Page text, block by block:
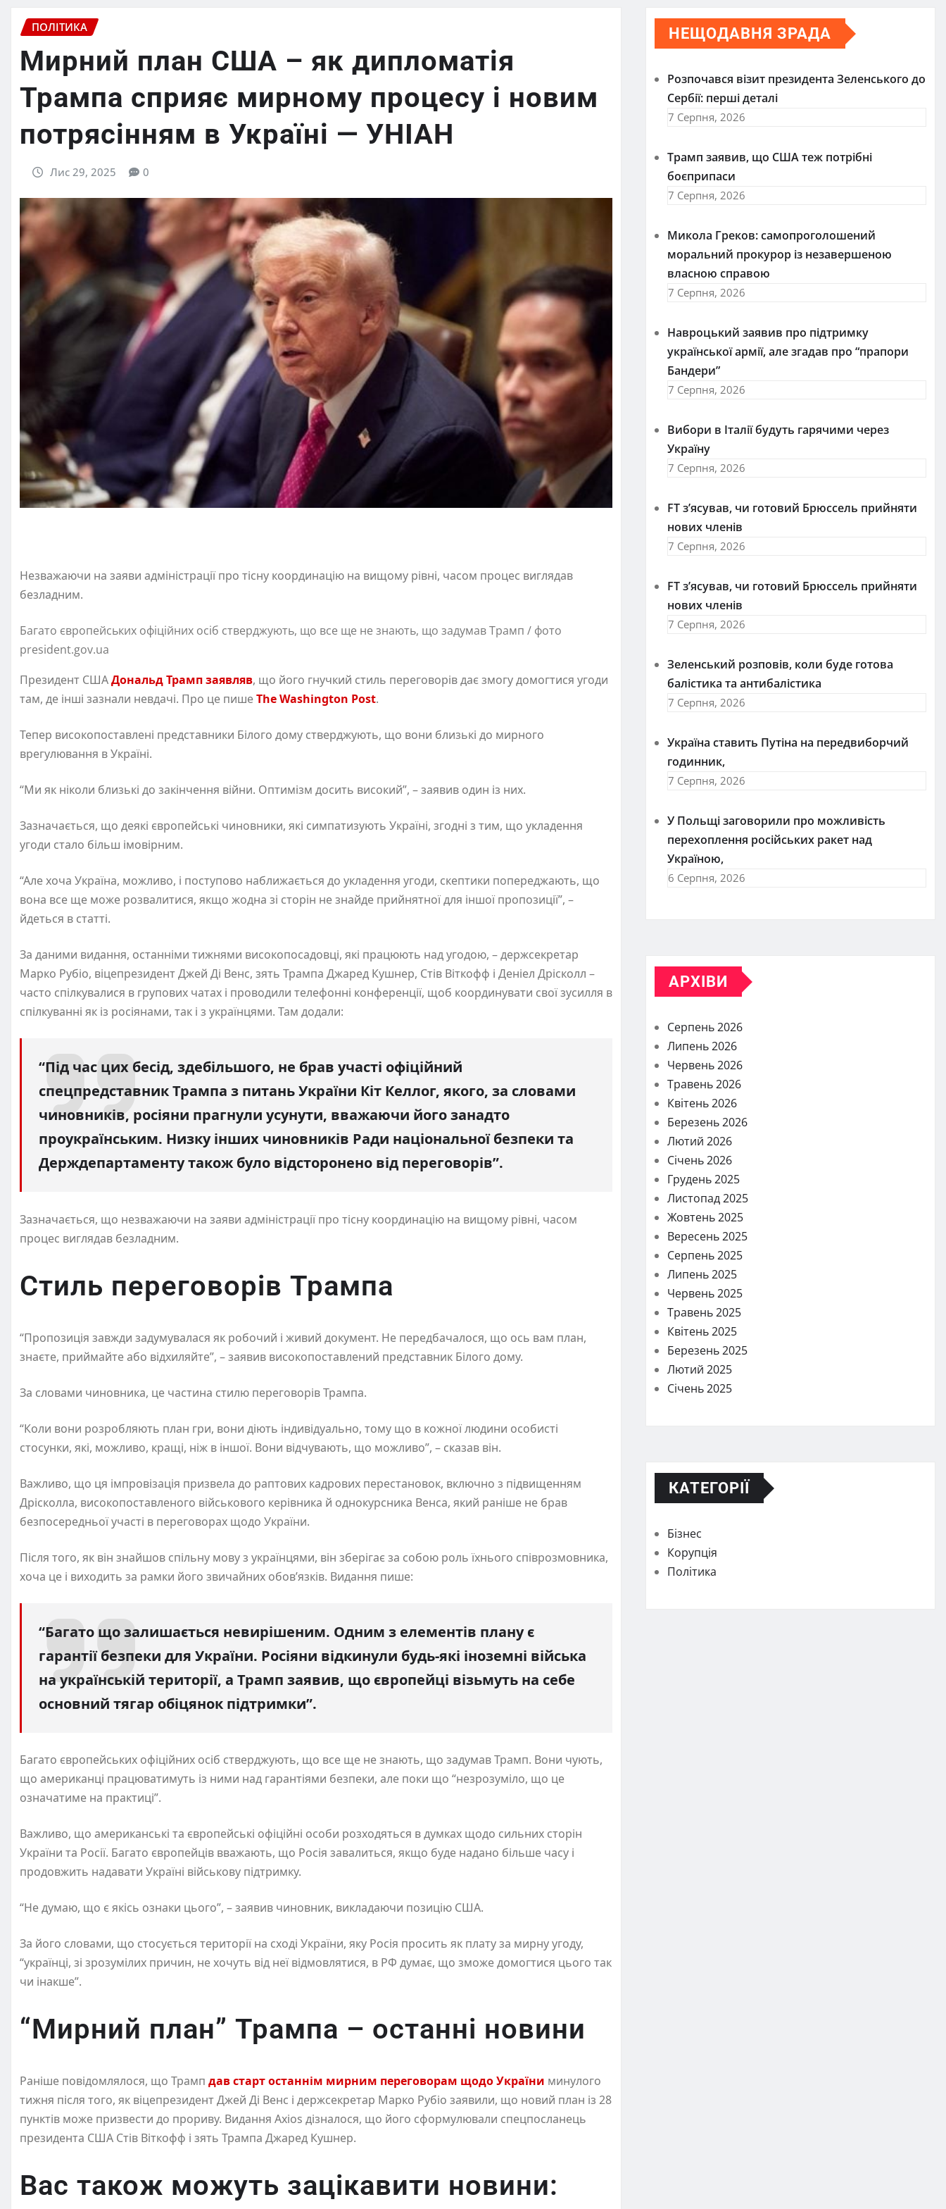
ПОЛІТИКА
Мирний план США – як дипломатія
Трампа сприяє мирному процесу і новим
потрясінням в Україні — УНІАН
Лис 29, 2025 0
Незважаючи на заяви адміністрації про тісну координацію на вищому рівні, часом процес виглядав
безладним.
Багато європейських офіційних осіб стверджують, що все ще не знають, що задумав Трамп / фото
president.gov.ua
Президент СШАДональд Трамп заявляв, що його гнучкий стиль переговорів дає змогу домогтися угоди
там, де інші зазнали невдачі. Про це пишеThe Washington Post.
Тепер високопоставлені представники Білого дому стверджують, що вони близькі до мирного
врегулювання в Україні.
“Ми як ніколи близькі до закінчення війни. Оптимізм досить високий”, – заявив один із них.
Зазначається, що деякі європейські чиновники, які симпатизують Україні, згодні з тим, що укладення
угоди стало більш імовірним.
“Але хоча Україна, можливо, і поступово наближається до укладення угоди, скептики попереджають, що
вона все ще може розвалитися, якщо жодна зі сторін не знайде прийнятної для іншої пропозиції”, –
йдеться в статті.
За даними видання, останніми тижнями високопосадовці, які працюють над угодою, – держсекретар
Марко Рубіо, віцепрезидент Джей Ді Венс, зять Трампа Джаред Кушнер, Стів Віткофф і Деніел Дрісколл –
часто спілкувалися в групових чатах і проводили телефонні конференції, щоб координувати свої зусилля в
спілкуванні як із росіянами, так і з українцями. Там додали:
“Під час цих бесід, здебільшого, не брав участі офіційний
спецпредставник Трампа з питань України Кіт Келлог, якого, за словами
чиновників, росіяни прагнули усунути, вважаючи його занадто
проукраїнським. Низку інших чиновників Ради національної безпеки та
Держдепартаменту також було відсторонено від переговорів”.
Зазначається, що незважаючи на заяви адміністрації про тісну координацію на вищому рівні, часом
процес виглядав безладним.
Стиль переговорів Трампа
“Пропозиція завжди задумувалася як робочий і живий документ. Не передбачалося, що ось вам план,
знаєте, приймайте або відхиляйте”, – заявив високопоставлений представник Білого дому.
За словами чиновника, це частина стилю переговорів Трампа.
“Коли вони розробляють план гри, вони діють індивідуально, тому що в кожної людини особисті
стосунки, які, можливо, кращі, ніж в іншої. Вони відчувають, що можливо”, – сказав він.
Важливо, що ця імпровізація призвела до раптових кадрових перестановок, включно з підвищенням
Дрісколла, високопоставленого військового керівника й однокурсника Венса, який раніше не брав
безпосередньої участі в переговорах щодо України.
Після того, як він знайшов спільну мову з українцями, він зберігає за собою роль їхнього співрозмовника,
хоча це і виходить за рамки його звичайних обов’язків. Видання пише:
“Багато що залишається невирішеним. Одним з елементів плану є
гарантії безпеки для України. Росіяни відкинули будь-які іноземні війська
на українській території, а Трамп заявив, що європейці візьмуть на себе
основний тягар обіцянок підтримки”.
Багато європейських офіційних осіб стверджують, що все ще не знають, що задумав Трамп. Вони чують,
що американці працюватимуть із ними над гарантіями безпеки, але поки що “незрозуміло, що це
означатиме на практиці”.
Важливо, що американські та європейські офіційні особи розходяться в думках щодо сильних сторін
України та Росії. Багато європейців вважають, що Росія завалиться, якщо буде надано більше часу і
продовжить надавати Україні військову підтримку.
“Не думаю, що є якісь ознаки цього”, – заявив чиновник, викладаючи позицію США.
За його словами, що стосується території на сході України, яку Росія просить як плату за мирну угоду,
“українці, зі зрозумілих причин, не хочуть від неї відмовлятися, в РФ думає, що зможе домогтися цього так
чи інакше”.
“Мирний план” Трампа – останні новини
Раніше повідомлялося, що Трамп дав старт останнім мирним переговорам щодо України минулого
тижня після того, як віцепрезидент Джей Ді Венс і держсекретар Марко Рубіо заявили, що новий план із 28
пунктів може призвести до прориву. Видання Axios дізналося, що його сформулювали спецпосланець
президента США Стів Віткофф і зять Трампа Джаред Кушнер.
Вас також можуть зацікавити новини:
НЕЩОДАВНЯ ЗРАДА
Розпочався візит президента Зеленського до
Сербії: перші деталі
7 Серпня, 2026
Трамп заявив, що США теж потрібні
боєприпаси
7 Серпня, 2026
Микола Греков: самопроголошений
моральний прокурор із незавершеною
власною справою
7 Серпня, 2026
Навроцький заявив про підтримку
української армії, але згадав про “прапори
Бандери”
7 Серпня, 2026
Вибори в Італії будуть гарячими через
Україну
7 Серпня, 2026
FT зʼясував, чи готовий Брюссель прийняти
нових членів
7 Серпня, 2026
FT зʼясував, чи готовий Брюссель прийняти
нових членів
7 Серпня, 2026
Зеленський розповів, коли буде готова
балістика та антибалістика
7 Серпня, 2026
Україна ставить Путіна на передвиборчий
годинник,
7 Серпня, 2026
У Польщі заговорили про можливість
перехоплення російських ракет над
Україною,
6 Серпня, 2026
АРХІВИ
Серпень 2026
Липень 2026
Червень 2026
Травень 2026
Квітень 2026
Березень 2026
Лютий 2026
Січень 2026
Грудень 2025
Листопад 2025
Жовтень 2025
Вересень 2025
Серпень 2025
Липень 2025
Червень 2025
Травень 2025
Квітень 2025
Березень 2025
Лютий 2025
Січень 2025
КАТЕГОРІЇ
Бізнес
Корупція
Політика